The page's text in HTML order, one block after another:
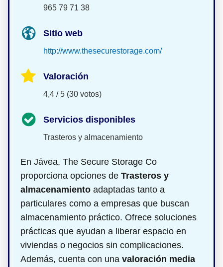
965 79 71 38
Sitio web
http://www.thesecurestorage.com/
Valoración
4,4 / 5 (30 votos)
Servicios disponibles
Trasteros y almacenamiento
En Jávea, The Secure Storage Co
proporciona opciones de Trasteros y
almacenamiento adaptadas tanto a
particulares como a empresas que buscan
almacenamiento práctico. Ofrece soluciones
prácticas que ayudan a liberar espacio en
viviendas o negocios sin complicaciones.
Además, cuenta con una valoración media